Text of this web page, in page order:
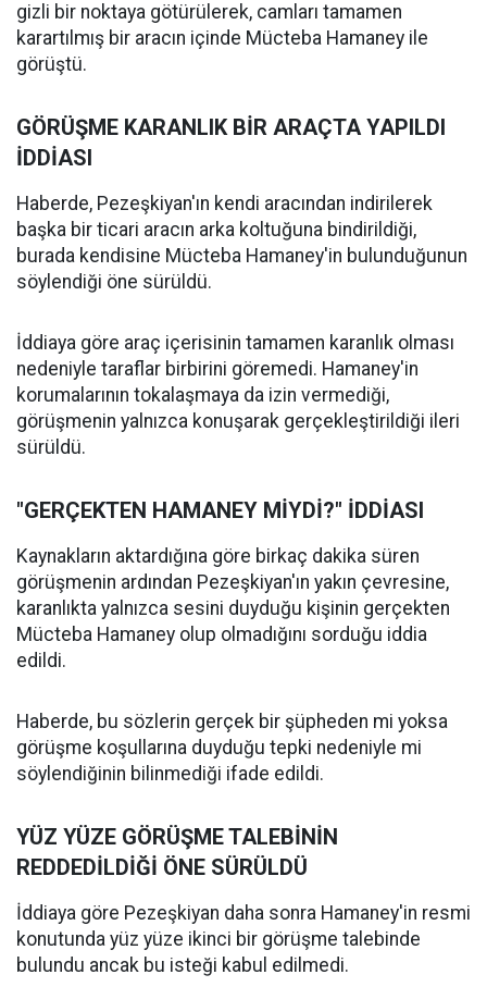
gizli bir noktaya götürülerek, camları tamamen
karartılmış bir aracın içinde Mücteba Hamaney ile
görüştü.
GÖRÜŞME KARANLIK BİR ARAÇTA YAPILDI
İDDİASI
Haberde, Pezeşkiyan'ın kendi aracından indirilerek
başka bir ticari aracın arka koltuğuna bindirildiği,
burada kendisine Mücteba Hamaney'in bulunduğunun
söylendiği öne sürüldü.
İddiaya göre araç içerisinin tamamen karanlık olması
nedeniyle taraflar birbirini göremedi. Hamaney'in
korumalarının tokalaşmaya da izin vermediği,
görüşmenin yalnızca konuşarak gerçekleştirildiği ileri
sürüldü.
"GERÇEKTEN HAMANEY MİYDİ?" İDDİASI
Kaynakların aktardığına göre birkaç dakika süren
görüşmenin ardından Pezeşkiyan'ın yakın çevresine,
karanlıkta yalnızca sesini duyduğu kişinin gerçekten
Mücteba Hamaney olup olmadığını sorduğu iddia
edildi.
Haberde, bu sözlerin gerçek bir şüpheden mi yoksa
görüşme koşullarına duyduğu tepki nedeniyle mi
söylendiğinin bilinmediği ifade edildi.
YÜZ YÜZE GÖRÜŞME TALEBİNİN
REDDEDİLDİĞİ ÖNE SÜRÜLDÜ
İddiaya göre Pezeşkiyan daha sonra Hamaney'in resmi
konutunda yüz yüze ikinci bir görüşme talebinde
bulundu ancak bu isteği kabul edilmedi.